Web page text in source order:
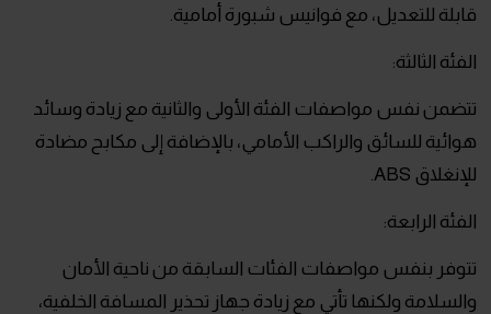
قابلة للتعديل، مع فوانيس شبورة أمامية.
الفئة الثالثة:
تتضمن نفس مواصفات الفئة الأولى والثانية مع زيادة وسائد
هوائية للسائق والراكب الأمامي، بالإضافة إلى مكابح مضادة
للإنغلاق ABS.
الفئة الرابعة:
تتوفر بنفس مواصفات الفئات السابقة من ناحية الأمان
والسلامة ولكنها تأتي مع زيادة جهاز تحذير المسافة الخلفية،